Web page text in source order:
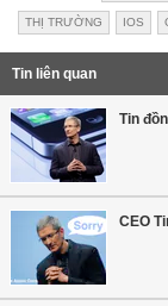
THỊ TRƯỜNG IOS
Tin liên quan
Tin
CEO